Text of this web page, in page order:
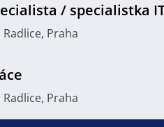
/ specialistka
Radlice, Praha
Radlice, Praha